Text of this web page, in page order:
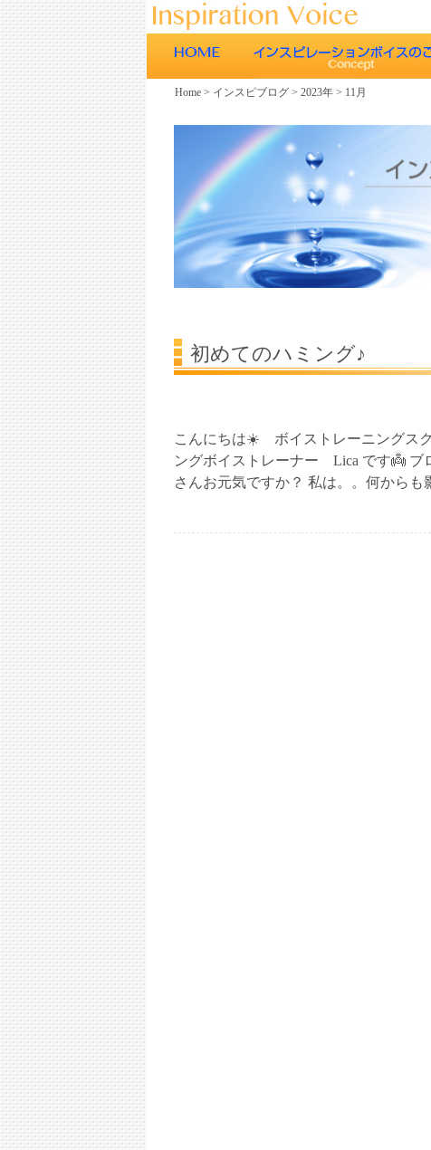
ごあいさつ
インスピレーションボイスの特徴
エネルギーワークとヒーリング効果
エネルギーワークと声との関係
ボイスヒーリング
Home> インスピブログ> 2023年> 11月
初めてのハミング♪
こんにちは☀️ ボイストレーニングス
ングボイストレーナー Lica です👼 ブ
さんお元気ですか？ 私は。。何から